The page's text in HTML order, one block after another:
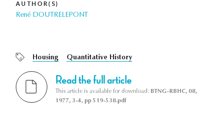
AUTHOR(S)
René DOUTRELEPONT
Housing Quantitative History
Read the full article
This article is available for download: BTNG-RBHC, 08,
1977, 3-4, pp 519-538.pdf